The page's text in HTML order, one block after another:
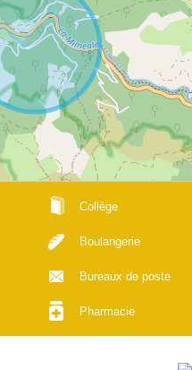
Collège
Boulangerie
Bureaux de poste
Pharmacie